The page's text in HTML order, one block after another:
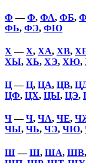
Ф —Ф, ФА, ФБ,
ФЬ, ФЭ, ФЮ
Х —Х, ХА, ХВ,
ХЫ, ХЬ, ХЭ, ХЮ,
Ц—Ц, ЦА, ЦВ,
ЦФ, ЦХ, ЦЫ, ЦЭ,
Ч—Ч, ЧА, ЧЕ,
ЧЫ, ЧЬ, ЧЭ, ЧЮ,
Ш—Ш, ША, ШВ,